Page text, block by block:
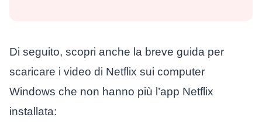
Di seguito, scopri anche la breve guida per
scaricare i video di Netflix sui computer
Windows che non hanno più l’app Netflix
installata: